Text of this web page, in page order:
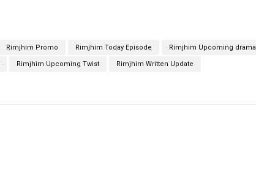
Rimjhim Promo Rimjhim Today Episode Rimjhim Upcoming drama
Rimjhim Upcoming Twist Rimjhim Written Update